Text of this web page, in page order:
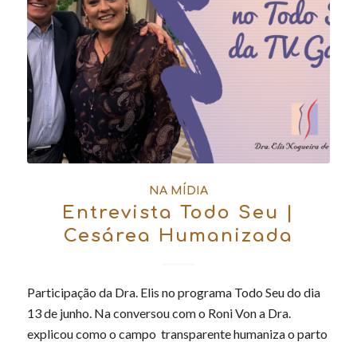
NA MÍDIA
Entrevista Todo Seu |
Cesárea Humanizada
Participação da Dra. Elis no programa Todo Seu do dia
13 de junho. Na conversou com o Roni Von a Dra.
explicou como o campo transparente humaniza o parto